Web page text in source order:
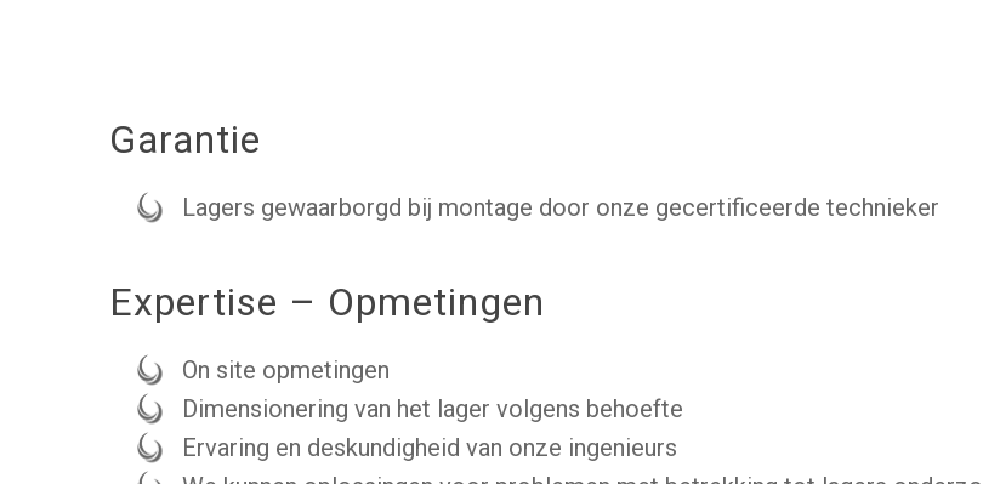
Garantie
Lagers gewaarborgd bij montage door onze gecertificeerde technieker
Expertise – Opmetingen
On site opmetingen
Dimensionering van het lager volgens behoefte
Ervaring en deskundigheid van onze ingenieurs